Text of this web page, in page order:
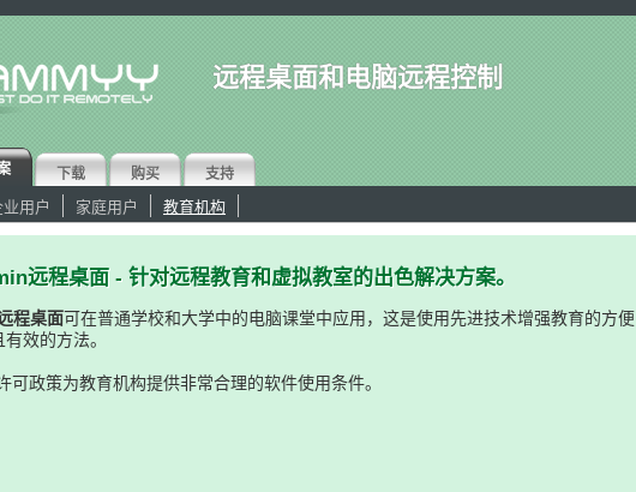
远程桌面和电脑远程控制
下载 购买 支持
业用户 家庭用户 教育机构
远程桌面 - 针对远程教育和虚拟教室的出色解决方案。
程桌面可在普通学校和大学中的电脑课堂中应用，这是使用先进技术增强教育的方便
效的方法。
可政策为教育机构提供非常合理的软件使用条件。